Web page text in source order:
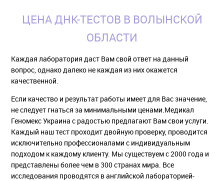
ЦЕНА ДНК-ТЕСТОВ В ВОЛЫНСКОЙ
ОБЛАСТИ
Каждая лаборатория даст Вам свой ответ на данный
вопрос, однако далеко не каждая из них окажется
качественной.
Если качество и результат работы имеет для Вас значение,
не следует гнаться за минимальными ценами.Медикал
Геномекс Украина с радостью предлагают Вам свои услуги.
Каждый наш тест проходит двойную проверку, проводится
исключительно профессионалами с индивидуальным
подходом к каждому клиенту. Мы существуем с 2000 года и
представлены более чем в 300 странах мира. Все
исследования проводятся в английской лабораторией-